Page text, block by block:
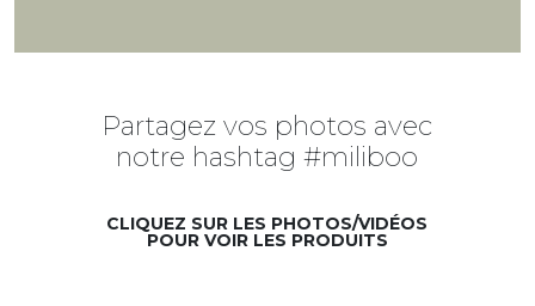
Partagez vos photos avec
notre hashtag #miliboo
CLIQUEZ SUR LES PHOTOS/VIDÉOS
POUR VOIR LES PRODUITS